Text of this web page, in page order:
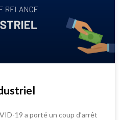
19 a porté un coup d’arrêt